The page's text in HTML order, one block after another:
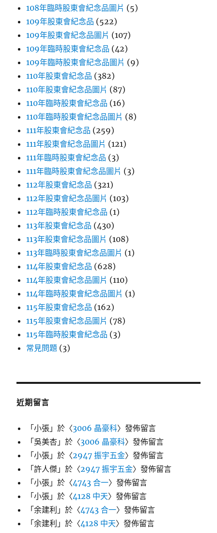
108年臨時股東會紀念品圖片 (5)
109年股東會紀念品 (522)
109年股東會紀念品圖片 (107)
109年臨時股東會紀念品 (42)
109年臨時股東會紀念品圖片 (9)
110年股東會紀念品 (382)
110年股東會紀念品圖片 (87)
110年臨時股東會紀念品 (16)
110年臨時股東會紀念品圖片 (8)
111年股東會紀念品 (259)
111年股東會紀念品圖片 (121)
111年臨時股東會紀念品 (3)
111年臨時股東會紀念品圖片 (3)
112年股東會紀念品 (321)
112年股東會紀念品圖片 (103)
112年臨時股東會紀念品 (1)
113年股東會紀念品 (430)
113年股東會紀念品圖片 (108)
113年臨時股東會紀念品圖片 (1)
114年股東會紀念品 (628)
114年股東會紀念品圖片 (110)
114年臨時股東會紀念品圖片 (1)
115年股東會紀念品 (162)
115年股東會紀念品圖片 (78)
115年臨時股東會紀念品 (3)
常見問題 (3)
近期留言
「小張 」於〈3006 晶豪科〉發佈留言
「吳美杏 」於〈3006 晶豪科〉發佈留言
「小張 」於〈2947 振宇五金〉發佈留言
「許人傑 」於〈2947 振宇五金〉發佈留言
「小張 」於〈4743 合一〉發佈留言
「小張 」於〈4128 中天〉發佈留言
「余建利 」於〈4743 合一〉發佈留言
「余建利 」於〈4128 中天〉發佈留言